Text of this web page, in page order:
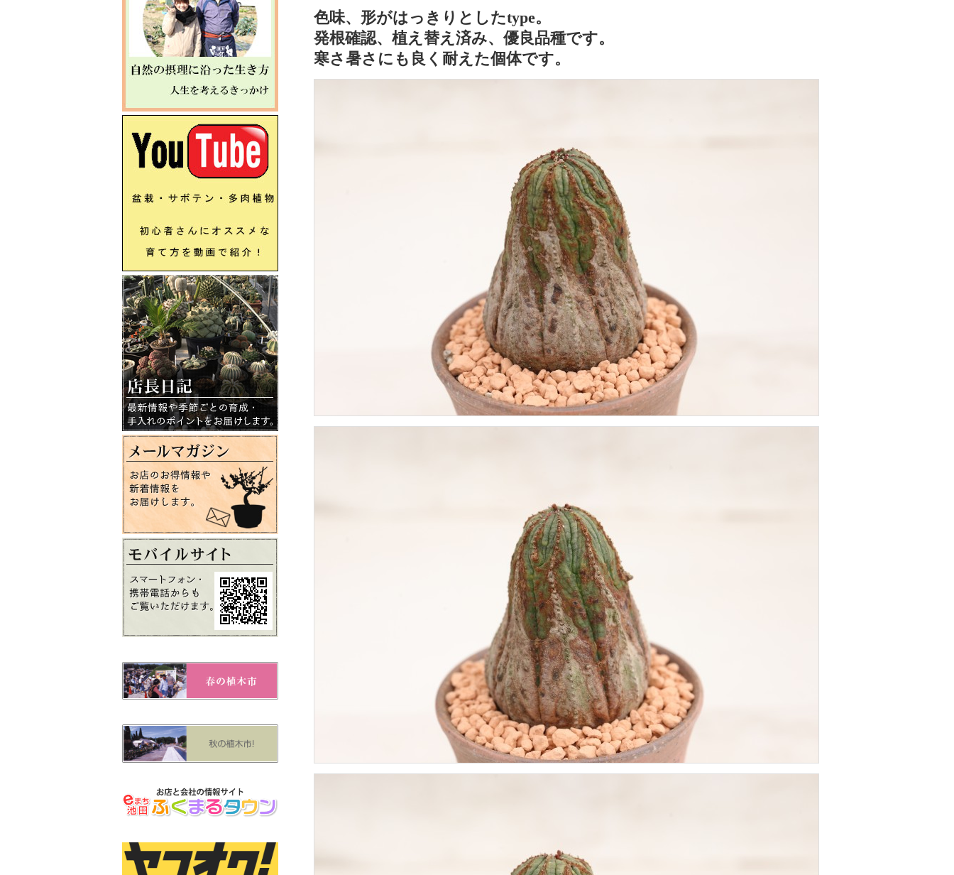
色味、形がはっきりとしたtype。
発根確認、植え替え済み、優良品種です。
寒さ暑さにも良く耐えた個体です。